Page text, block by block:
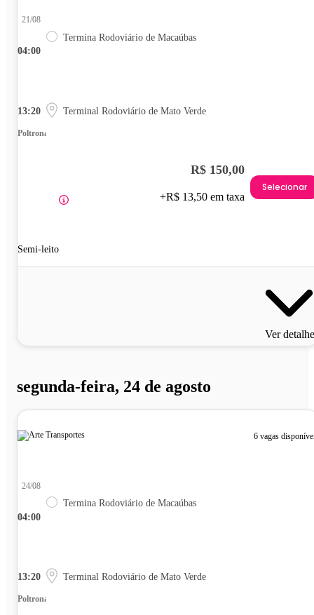
04:00
21/08
Termina Rodoviário de Macaúbas
13:20 Terminal Rodoviário de Mato Verde
Poltrona
Semi-leito
R$ 150,00
+R$ 13,50 em taxa
Selecionar
Ver
segunda-feira, 24 de agosto
6 vagas
04:00
24/08
Termina Rodoviário de Macaúbas
13:20 Terminal Rodoviário de Mato Verde
Poltrona